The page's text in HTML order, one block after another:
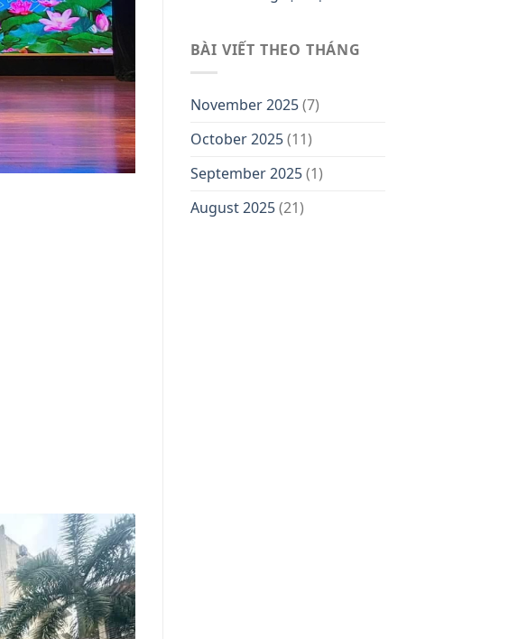
BÀI VIẾT THEO THÁNG
November 2025(7)
October 2025(11)
September 2025(1)
August 2025(21)